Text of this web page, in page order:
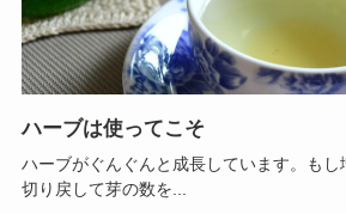
ハーブは使ってこそ
ハーブがぐんぐんと成長しています。もし
切り戻して芽の数を...